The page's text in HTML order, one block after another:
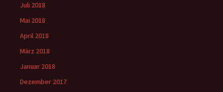
Juli 2018
Mai 2018
April 2018
März 2018
Januar 2018
Dezember 2017